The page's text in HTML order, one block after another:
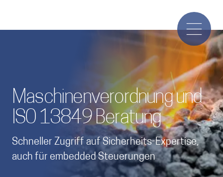
Maschinenverordnung und
ISO 13849 Beratung
Schneller Zugriff auf Sicherheits-Expertise,
auch für embedded Steuerungen